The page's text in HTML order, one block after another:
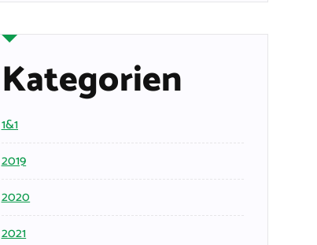
Kategorien
1&1
2019
2020
2021